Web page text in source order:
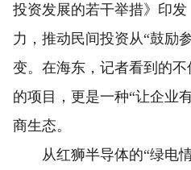
投资发展的若干举措》印
力，推动民间投资从“鼓励
变。在海东，记者看到的
的项目，更是一种“让企业
商生态。
从红狮半导体的“绿电情